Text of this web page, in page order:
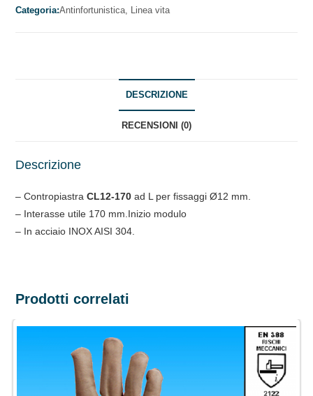
Categoria:Antinfortunistica, Linea vita
DESCRIZIONE
RECENSIONI (0)
Descrizione
– ContropiastraCL12-170 ad L per fissaggi Ø12 mm.
– Interasse utile 170 mm.Inizio modulo
– In acciaio INOX AISI 304.
Prodotti correlati